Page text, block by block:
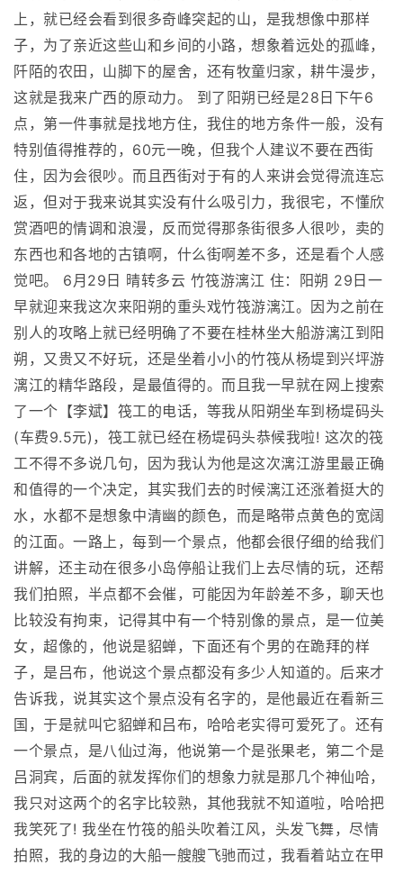
上，就已经会看到很多奇峰突起的山，是我想像中那样
子，为了亲近这些山和乡间的小路，想象着远处的孤峰，
阡陌的农田，山脚下的屋舍，还有牧童归家，耕牛漫步，
这就是我来广西的原动力。 到了阳朔已经是28日下午6
点，第一件事就是找地方住，我住的地方条件一般，没有
特别值得推荐的，60元一晚，但我个人建议不要在西街
住，因为会很吵。而且西街对于有的人来讲会觉得流连忘
返，但对于我来说其实没有什么吸引力，我很宅，不懂欣
赏酒吧的情调和浪漫，反而觉得那条街很多人很吵，卖的
东西也和各地的古镇啊，什么街啊差不多，还是看个人感
觉吧。 6月29日 晴转多云 竹筏游漓江 住：阳朔 29日一
早就迎来我这次来阳朔的重头戏竹筏游漓江。因为之前在
别人的攻略上就已经明确了不要在桂林坐大船游漓江到阳
朔，又贵又不好玩，还是坐着小小的竹筏从杨堤到兴坪游
漓江的精华路段，是最值得的。而且我一早就在网上搜索
了一个【李斌】筏工的电话，等我从阳朔坐车到杨堤码头
(车费9.5元)，筏工就已经在杨堤码头恭候我啦! 这次的筏
工不得不多说几句，因为我认为他是这次漓江游里最正确
和值得的一个决定，其实我们去的时候漓江还涨着挺大的
水，水都不是想象中清幽的颜色，而是略带点黄色的宽阔
的江面。一路上，每到一个景点，他都会很仔细的给我们
讲解，还主动在很多小岛停船让我们上去尽情的玩，还帮
我们拍照，半点都不会催，可能因为年龄差不多，聊天也
比较没有拘束，记得其中有一个特别像的景点，是一位美
女，超像的，他说是貂蝉，下面还有个男的在跪拜的样
子，是吕布，他说这个景点都没有多少人知道的。后来才
告诉我，说其实这个景点没有名字的，是他最近在看新三
国，于是就叫它貂蝉和吕布，哈哈老实得可爱死了。还有
一个景点，是八仙过海，他说第一个是张果老，第二个是
吕洞宾，后面的就发挥你们的想象力就是那几个神仙哈，
我只对这两个的名字比较熟，其他我就不知道啦，哈哈把
我笑死了! 我坐在竹筏的船头吹着江风，头发飞舞，尽情
拍照，我的身边的大船一艘艘飞驰而过，我看着站立在甲